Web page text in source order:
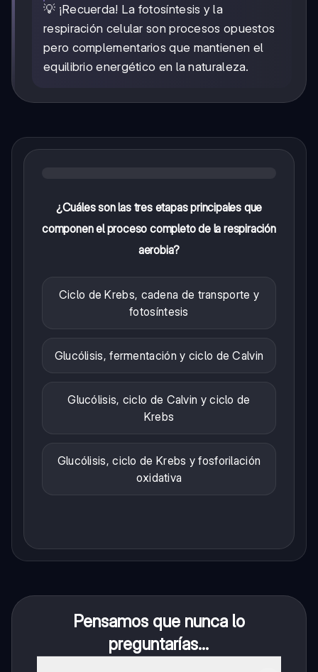
💡 ¡Recuerda! La fotosíntesis y la
respiración celular son procesos opuestos
pero complementarios que mantienen el
equilibrio energético en la naturaleza.
¿Cuáles son las tres etapas principales que
componen el proceso completo de la respiración
aerobia?
Ciclo de Krebs, cadena de transporte y
fotosíntesis
Glucólisis, fermentación y ciclo de Calvin
Glucólisis, ciclo de Calvin y ciclo de
Krebs
Glucólisis, ciclo de Krebs y fosforilación
oxidativa
Pensamos que nunca lo
preguntarías...